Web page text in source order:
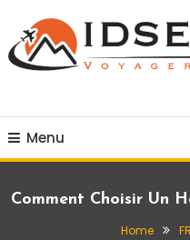
Content
Menu
Comment Choisir Un
Home